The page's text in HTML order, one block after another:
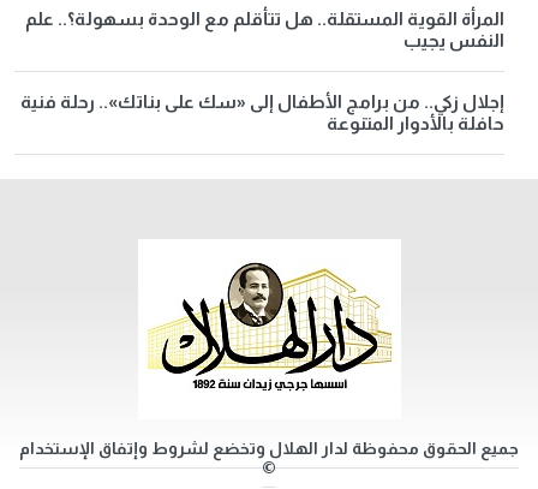
المرأة القوية المستقلة.. هل تتأقلم مع الوحدة بسهولة؟.. علم
النفس يجيب
إجلال زكي.. من برامج الأطفال إلى «سك على بناتك».. رحلة فنية
حافلة بالأدوار المتنوعة
جميع الحقوق محفوظة لدار الهلال وتخضع لشروط وإتفاق الإستخدام
©